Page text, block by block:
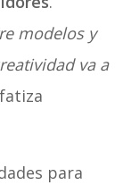
modelos y
va a
para